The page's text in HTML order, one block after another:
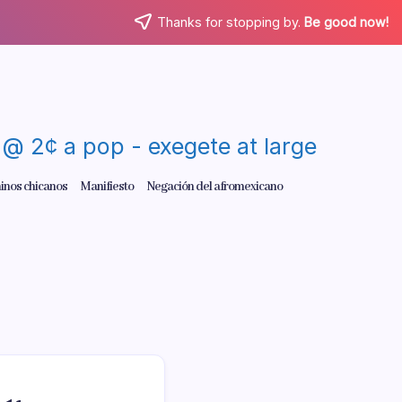
Thanks for stopping by. Be good now!
2¢ a pop - exegete at large
chicanos Manifiesto Negación del afromexicano